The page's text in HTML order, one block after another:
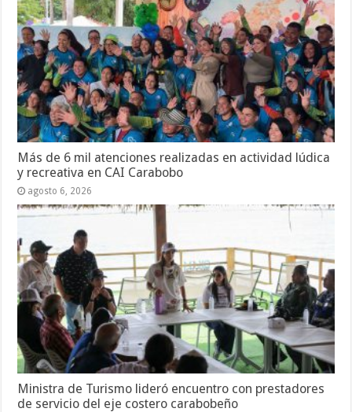
Más de 6 mil atenciones realizadas en actividad lúdica
y recreativa en CAI Carabobo
agosto 6, 2026
Ministra de Turismo lideró encuentro con prestadores
de servicio del eje costero carabobeño